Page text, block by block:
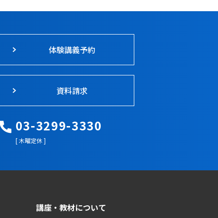
体験講義予約
資料請求
03-3299-3330
[ 木曜定休 ]
講座・教材について